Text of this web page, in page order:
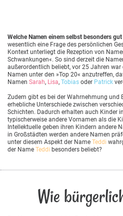
Welche Namen einem selbst besonders
wesentlich eine Frage des persönlichen
Kontext unterliegt die Rezeption von
Schwankungen«. So sind derzeit die
außerordentlich beliebt, vor 25 Jahren war
Namen unter den »Top 20« anzutreffen,
Namen Sarah, Lisa, Tobias oder Patrick
Zudem gibt es bei der Wahrnehmung und
erhebliche Unterschiede zwischen
Schichten. Dadurch erhalten auch Kinder
typischerweise andere Vornamen als die
Intellektuelle geben ihren Kindern andere
in Großstädten werden andere Namen
unter diesem Aspekt der Name Teddi
der Name Teddi besonders beliebt?
Wie